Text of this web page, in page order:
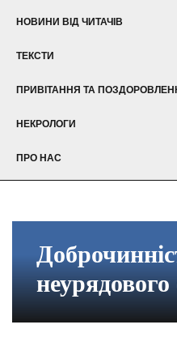
НОВИНИ ВІД ЧИТАЧІВ
ТЕКСТИ
ПРИВІТАННЯ ТА
НЕКРОЛОГИ
ПРО НАС
неурядового